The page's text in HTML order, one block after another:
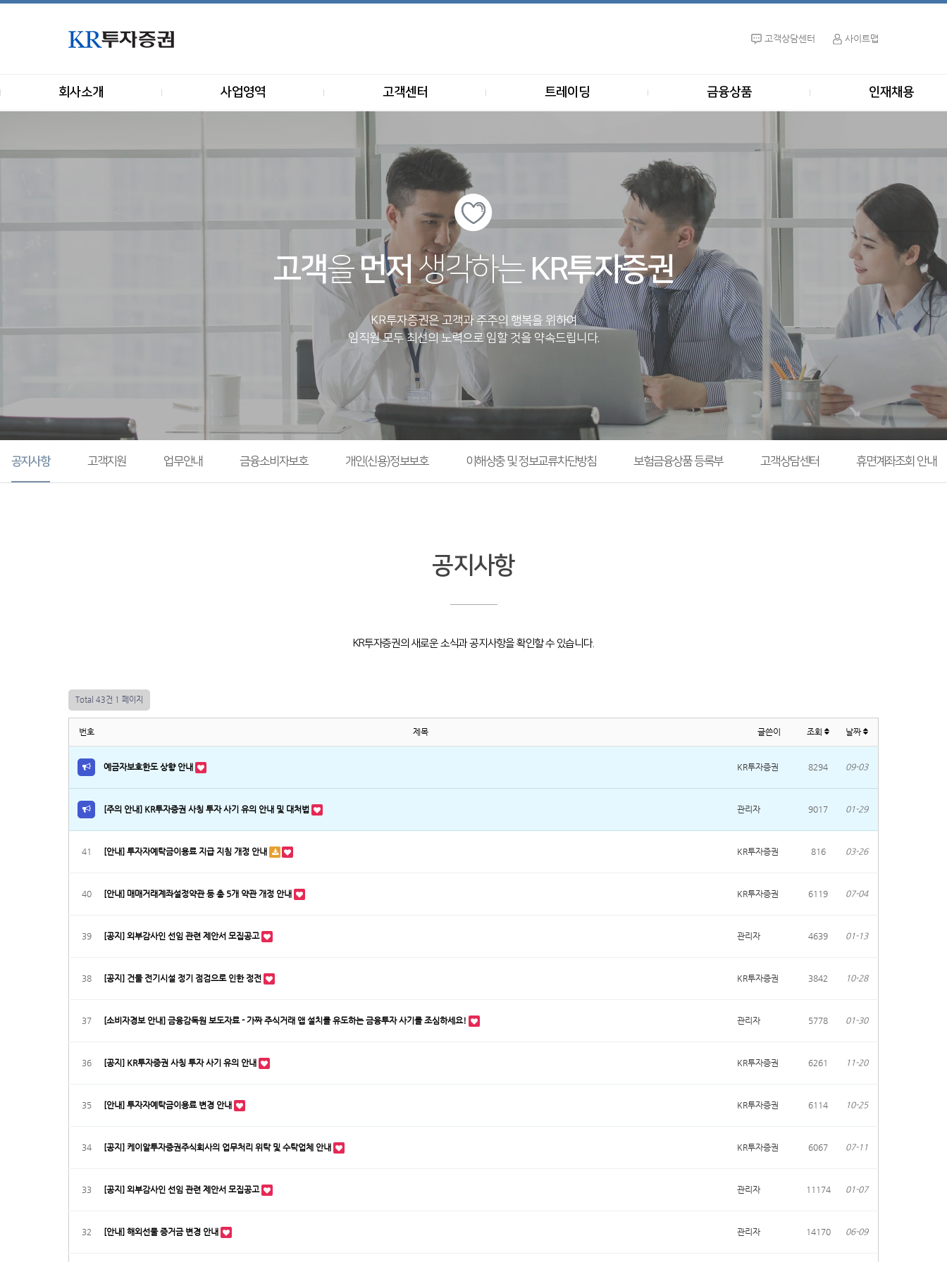
고객상담센터 사이트맵
회사소개 사업영역 고객센터 트레이딩 금융상품 인재채용
고객을먼저생각하는 KR투자증권
KR투자증권은 고객과 주주의 행복을 위하여
임직원 모두 최선의 노력으로 임할 것을 약속드립니다.
공지사항 고객지원 업무안내 금융소비자보호 개인(신용)정보보호 이해상충 및 정보교류차단방침 보험금융상품 등록부 고객상담센터 휴면계좌조회 안내
공지사항
KR투자증권의 새로운 소식과 공지사항을 확인할 수 있습니다.
Total 43건 1 페이지
번호 제목 글쓴이 조회 날짜
예금자보호한도 상향 안내 KR투자증권 8294 09-03
[주의 안내] KR투자증권 사칭 투자 사기 유의 안내 및 대처법 관리자 9017 01-29
41 [안내] 투자자예탁금이용료 지급 지침 개정 안내 KR투자증권 816 03-26
40 [안내] 매매거래계좌설정약관 등 총 5개 약관 개정 안내 KR투자증권 6119 07-04
39 [공지] 외부감사인 선임 관련 제안서 모집공고 관리자 4639 01-13
38 [공지] 건물 전기시설 정기 점검으로 인한 정전 KR투자증권 3842 10-28
37 [소비자경보 안내] 금융감독원 보도자료 - 가짜 주식거래 앱 설치를 유도하는 금융투자 사기를 조심하세요! 관리자 5778 01-30
36 [공지] KR투자증권 사칭 투자 사기 유의 안내 KR투자증권 6261 11-20
35 [안내] 투자자예탁금이용료 변경 안내 KR투자증권 6114 10-25
34 [공지] 케이알투자증권주식회사의 업무처리 위탁 및 수탁업체 안내 KR투자증권 6067 07-11
33 [공지] 외부감사인 선임 관련 제안서 모집공고 관리자 11174 01-07
32 [안내] 해외선물 증거금 변경 안내 관리자 14170 06-09